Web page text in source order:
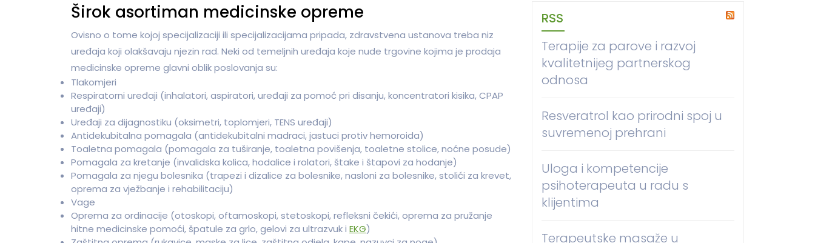
Širok asortiman medicinske opreme
Ovisno o tome kojoj specijalizaciji ili specijalizacijama pripada, zdravstvena ustanova treba niz
uređaja koji olakšavaju njezin rad. Neki od temeljnih uređaja koje nude trgovine kojima je prodaja
medicinske opreme glavni oblik poslovanja su:
Tlakomjeri
Respiratorni uređaji (inhalatori, aspiratori, uređaji za pomoć pri disanju, koncentratori kisika, CPAP
uređaji)
Uređaji za dijagnostiku (oksimetri, toplomjeri, TENS uređaji)
Antidekubitalna pomagala (antidekubitalni madraci, jastuci protiv hemoroida)
Toaletna pomagala (pomagala za tuširanje, toaletna povišenja, toaletne stolice, noćne posude)
Pomagala za kretanje (invalidska kolica, hodalice i rolatori, štake i štapovi za hodanje)
Pomagala za njegu bolesnika (trapezi i dizalice za bolesnike, nasloni za bolesnike, stolići za krevet,
oprema za vježbanje i rehabilitaciju)
Vage
Oprema za ordinacije (otoskopi, oftamoskopi, stetoskopi, refleksni čekići, oprema za pružanje
hitne medicinske pomoći, špatule za grlo, gelovi za ultrazvuk i EKG)
RSS
Terapije za parove i razvoj
kvalitetnijeg partnerskog
odnosa
Resveratrol kao prirodni spoj u
suvremenoj prehrani
Uloga i kompetencije
psihoterapeuta u radu s
klijentima
Terapeutske masaže u